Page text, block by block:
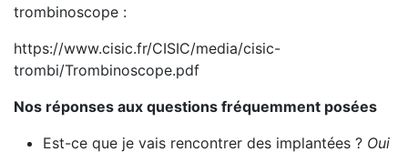
trombinoscope :
https://www.cisic.fr/CISIC/media/cisic-
trombi/Trombinoscope.pdf
Nos réponses aux questions fréquemment posées
Est-ce que je vais rencontrer des implantées ? Oui